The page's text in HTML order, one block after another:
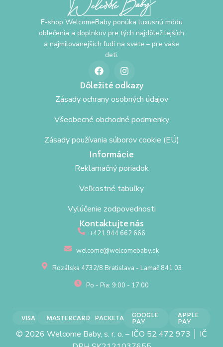
E-shop WelcomeBaby ponúka luxusnú módu
oblečenia a doplnkov pre tých najdôležitejších
a najmilovanejších ľudí na svete – pre vaše
deti.
Dôležité odkazy
Zásady ochrany osobných údajov
Všeobecné obchodné podmienky
Zásady používania súborov cookie (EÚ)
Informácie
Reklamačný poriadok
Veľkostné tabuľky
Vylúčenie zodpovednosti
Kontaktujte nás
+421 944 662 666
welcome@welcomebaby.sk
Rozálska 4732/8 Bratislava - Lamač 841 03
Po - Pia: 9:00 - 17:00
VISA MASTERCARD PACKETA
GOOGLE
PAY
APPLE
PAY
© 2026 Welcome Baby, s. r. o. – IČO 52 472 973 │ IČ